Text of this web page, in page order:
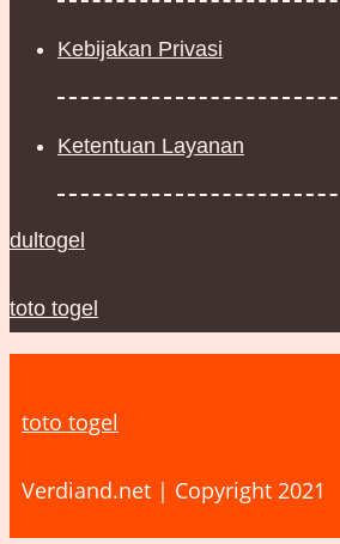
Kebijakan Privasi
Ketentuan Layanan
dultogel
toto togel
toto togel
Verdiand.net | Copyright 2021